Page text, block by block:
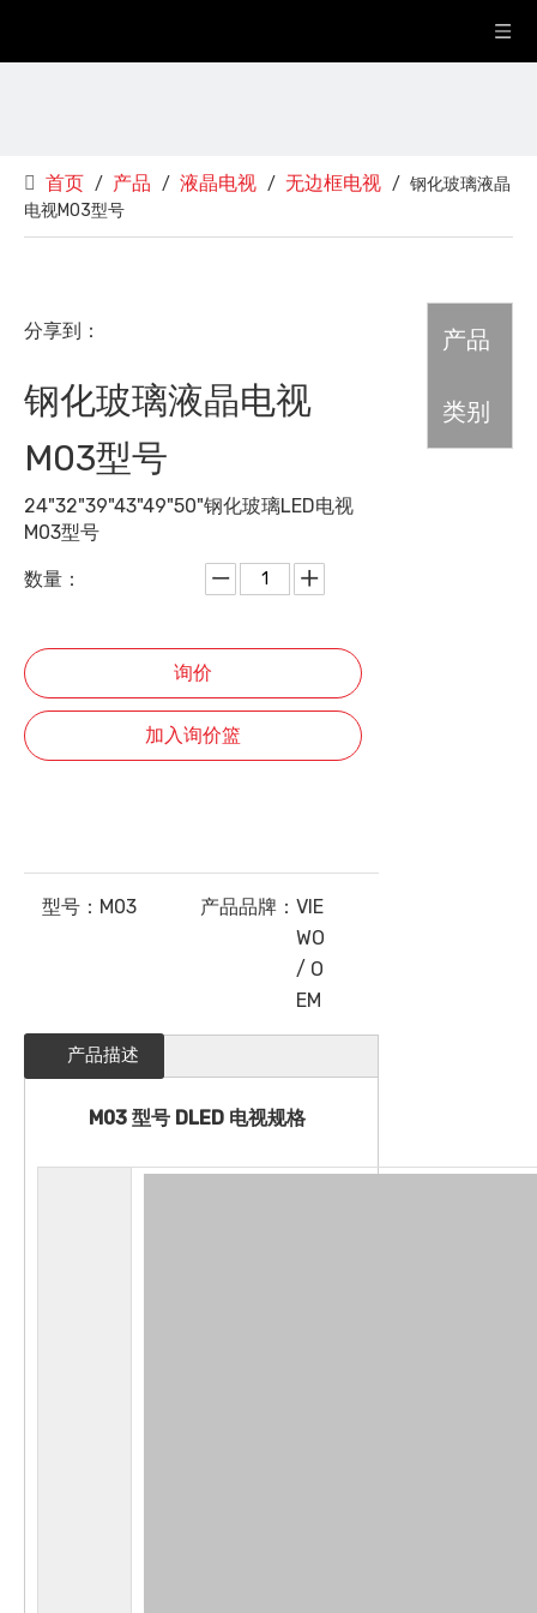
首页 / 产品 / 液晶电视 / 无边框电视 / 钢化玻璃液晶
电视M03型号
分享到：
钢化玻璃液晶电视
M03型号
24"32"39"43"49"50"钢化玻璃LED电视
M03型号
数量：
询价
加入询价篮
型号： M03 产品品牌：VIE
WO
/ O
EM
产品描述
M03 型号 DLED 电视规格
产品
类别